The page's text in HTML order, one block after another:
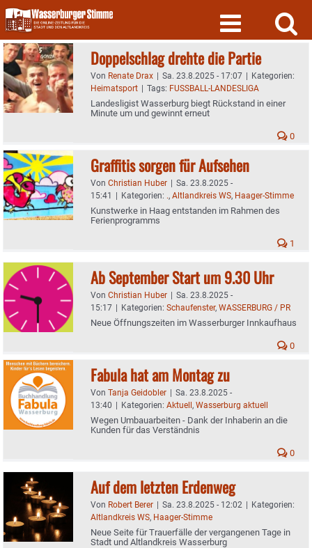
Skip
to
content
Doppelschlag drehte die Partie
Von Renate Drax | Sa. 23.8.2025 - 17:07 | Kategorien:
Heimatsport | Tags: FUSSBALL-LANDESLIGA
Landesligist Wasserburg biegt Rückstand in einer
Minute um und gewinnt erneut
0
Graffitis sorgen für Aufsehen
Von Christian Huber | Sa. 23.8.2025 -
15:41 | Kategorien: ., Altlandkreis WS, Haager-Stimme
Kunstwerke in Haag entstanden im Rahmen des
Ferienprogramms
1
Ab September Start um 9.30 Uhr
Von Christian Huber | Sa. 23.8.2025 -
15:17 | Kategorien: Schaufenster, WASSERBURG / PR
Neue Öffnungszeiten im Wasserburger Innkaufhaus
0
Fabula hat am Montag zu
Von Tanja Geidobler | Sa. 23.8.2025 -
13:40 | Kategorien: Aktuell, Wasserburg aktuell
Wegen Umbauarbeiten - Dank der Inhaberin an die
Kunden für das Verständnis
0
Auf dem letzten Erdenweg
Von Robert Berer | Sa. 23.8.2025 - 12:02 | Kategorien:
Altlandkreis WS, Haager-Stimme
Neue Seite für Trauerfälle der vergangenen Tage in
Stadt und Altlandkreis Wasserburg